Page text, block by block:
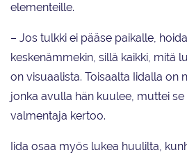
elementeille.
– Jos tulkki ei pääse paikalle,
keskenämmekin, sillä kaikki, mitä
on visuaalista. Toisaalta Iidalla on
jonka avulla hän kuulee, muttei
valmentaja kertoo.
Iida osaa myös lukea huulilta,